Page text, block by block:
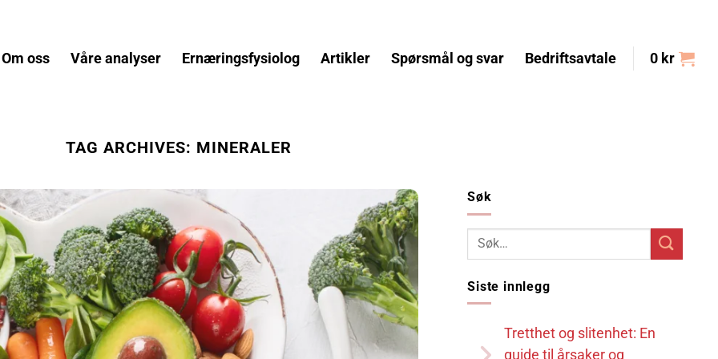
Om oss Våre analyser Ernæringsfysiolog Artikler Spørsmål og svar Bedriftsavtale 0 kr
TAG ARCHIVES: MINERALER
Søk
Siste innlegg
Tretthet og slitenhet: En
guide til årsaker og